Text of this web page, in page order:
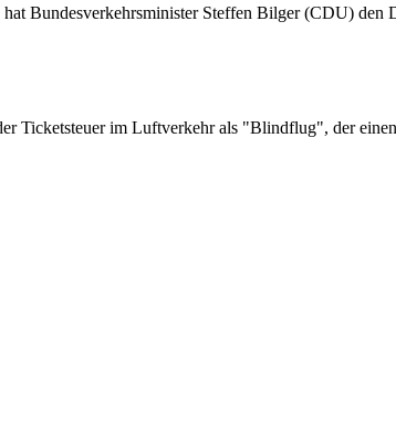
Bundesverkehrsminister Steffen Bilger (CDU) den
Ticketsteuer im Luftverkehr als "Blindflug", der